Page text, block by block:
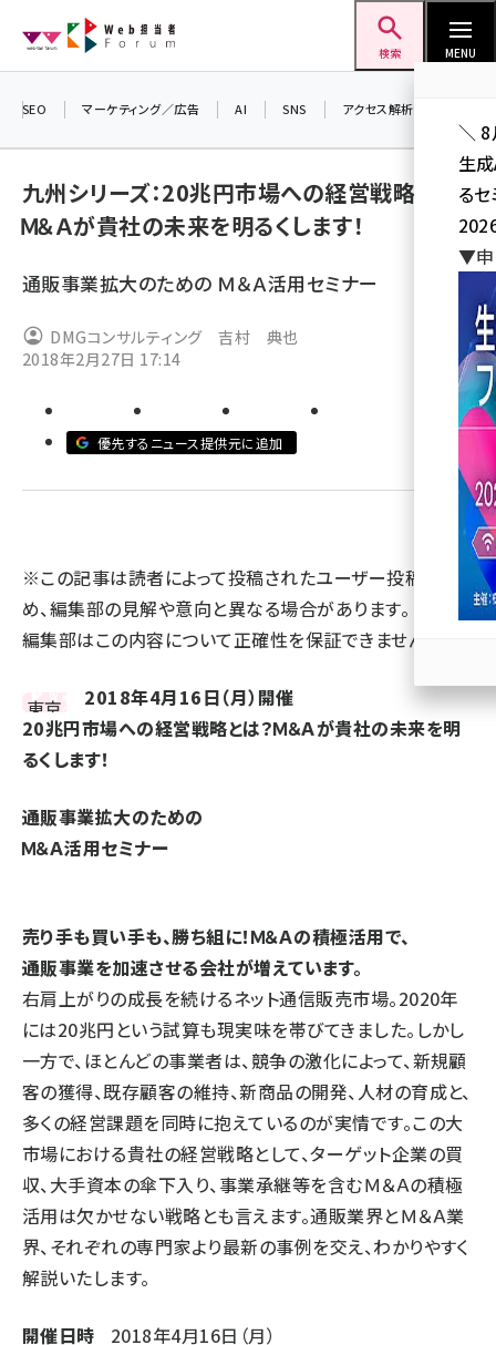
ン
検索 MENU
ai (2818)
youtube (2444)
note (2320)
セミナー (2313)
z世代 (1629)
meo (1279)
SEO マーケティング／広告 AI SNS アクセス解析／データ分析
九州シリーズ：20兆円市場への経営戦略とは？
Ｍ＆Ａが貴社の未来を明るくします！
通販事業拡大のための Ｍ＆Ａ活用セミナー
DMGコンサルティング 吉村 典也
2018年2月27日 17:14
優先するニュース提供元に追加
※この記事は読者によって投稿されたユーザー投稿のた
め、編集部の見解や意向と異なる場合があります。 また、
編集部はこの内容について正確性を保証できません。
2018年4月16日（月）開催
20兆円市場への経営戦略とは？Ｍ＆Ａが貴社の未来を明
るくします！
通販事業拡大のための
Ｍ＆Ａ活用セミナー
売り手も買い手も、勝ち組に！Ｍ＆Ａの積極活用で、
通販事業を加速させる会社が増えています。
右肩上がりの成長を続けるネット通信販売市場。2020年
には20兆円という試算も現実味を帯びてきました。しかし
一方で、ほとんどの事業者は、競争の激化によって、新規顧
客の獲得、既存顧客の維持、新商品の開発、人材の育成と、
多くの経営課題を同時に抱えているのが実情です。この大
市場における貴社の経営戦略として、ターゲット企業の買
収、大手資本の傘下入り、事業承継等を含むＭ＆Ａの積極
活用は欠かせない戦略とも言えます。通販業界とＭ＆Ａ業
界、それぞれの専門家より最新の事例を交え、わかりやすく
解説いたします。
開催日時
2018年4月16日（月）
＼ 8
生
る
▼申